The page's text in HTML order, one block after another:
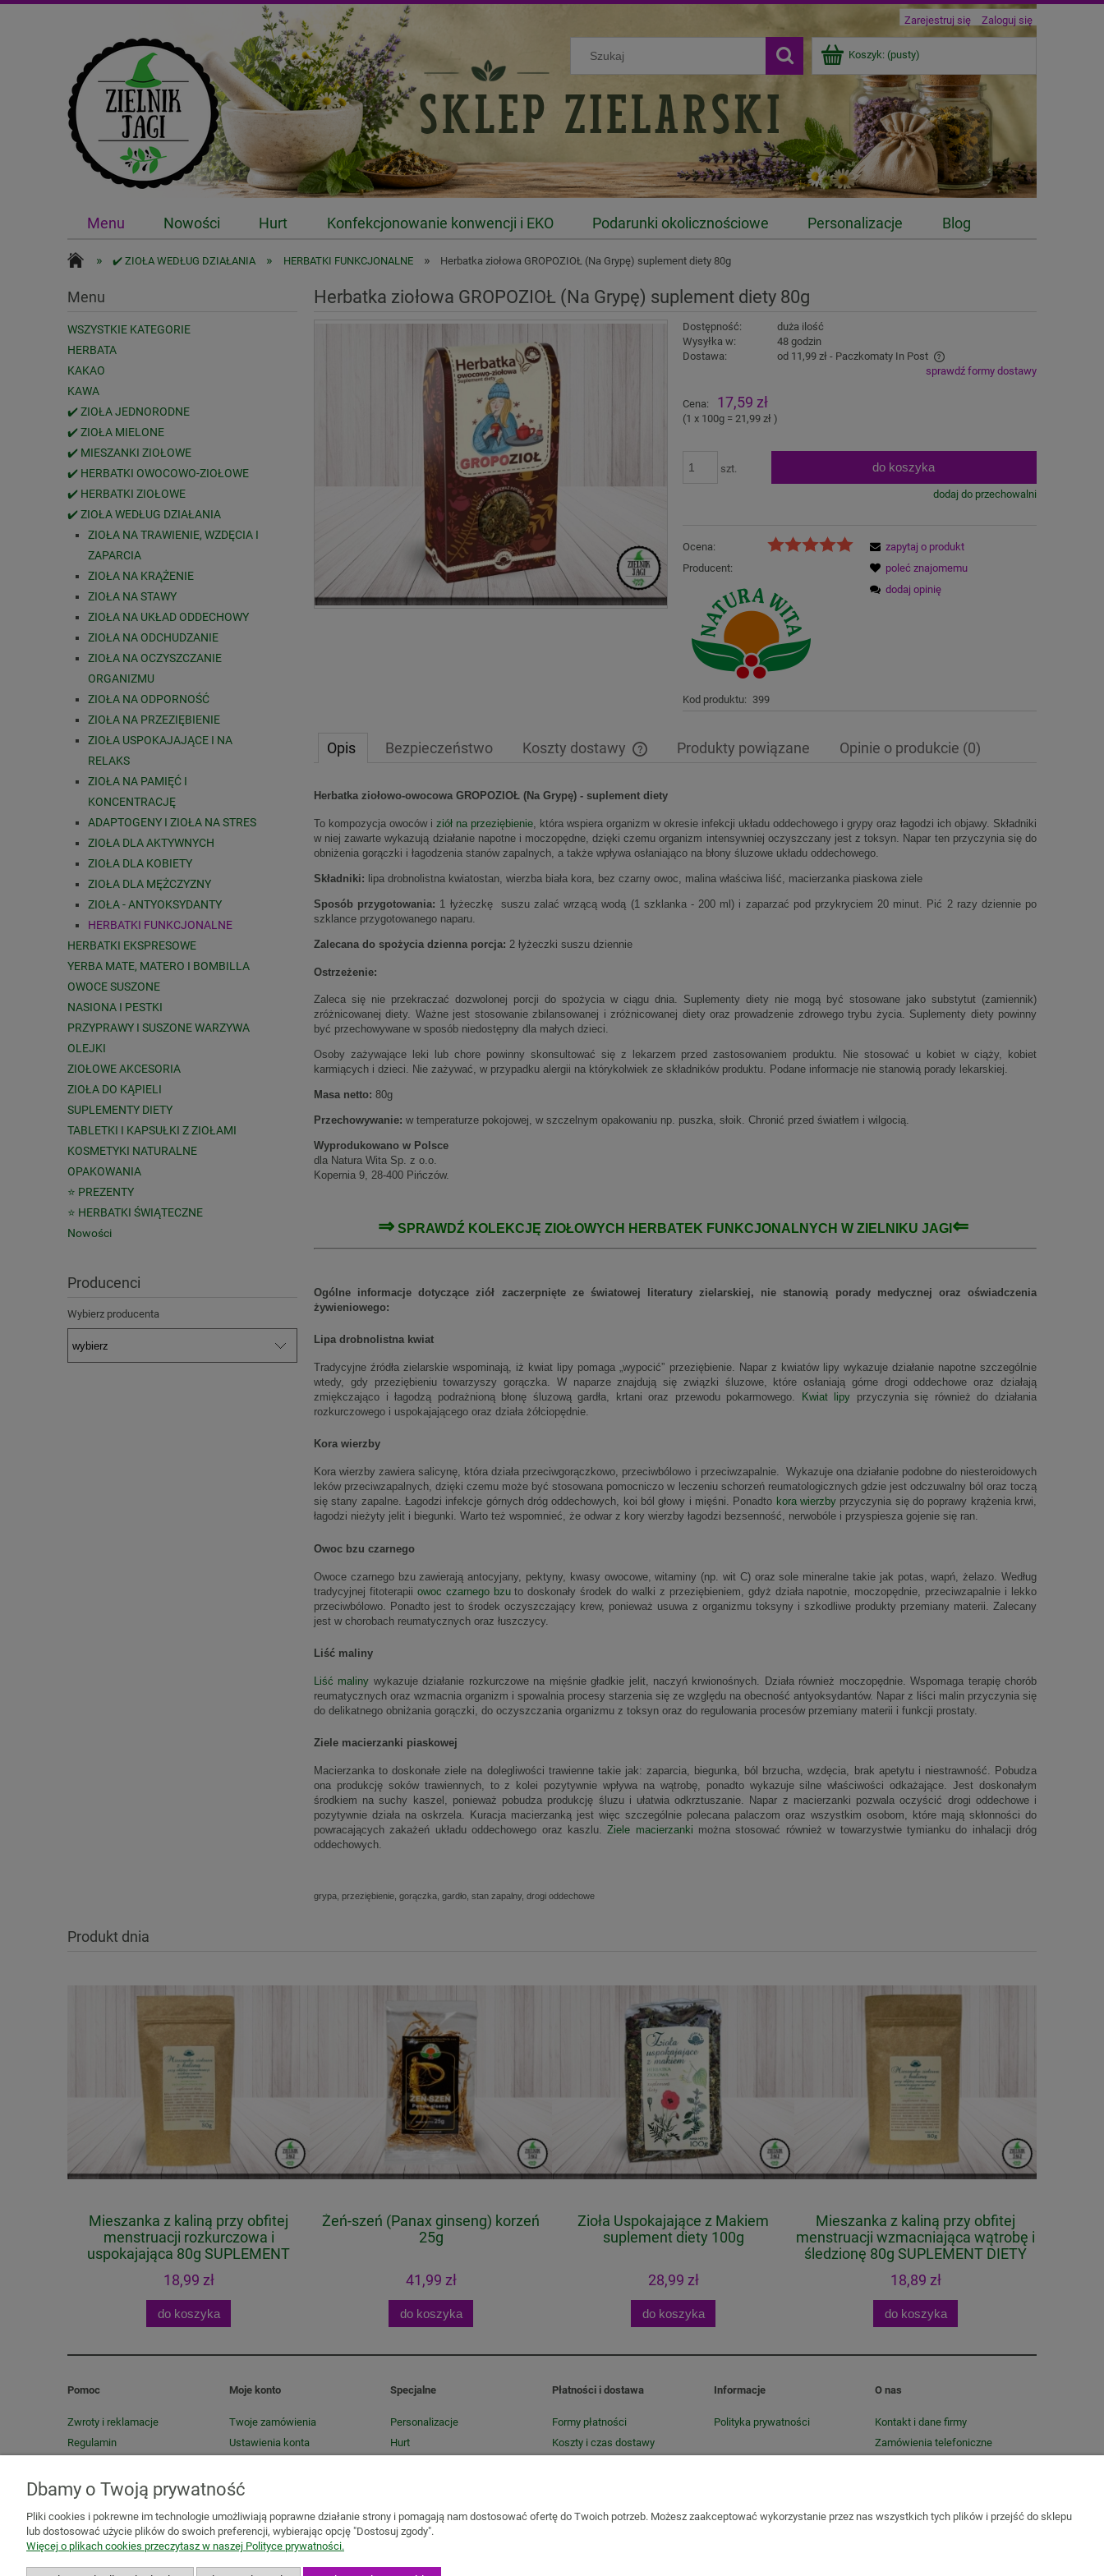
Zarejestruj się Zaloguj się
Koszyk: (pusty)
Menu Nowości Hurt Konfekcjonowanie konwencji i EKO Podarunki okolicznościowe Personalizacje Blog
» ✔️ ZIOŁA WEDŁUG DZIAŁANIA » HERBATKI FUNKCJONALNE » Herbatka ziołowa GROPOZIOŁ (Na Grypę) suplement diety 80g
Menu
WSZYSTKIE KATEGORIE
HERBATA
KAKAO
KAWA
✔️ ZIOŁA JEDNORODNE
✔️ ZIOŁA MIELONE
✔️ MIESZANKI ZIOŁOWE
✔️ HERBATKI OWOCOWO-ZIOŁOWE
✔️ HERBATKI ZIOŁOWE
✔️ ZIOŁA WEDŁUG DZIAŁANIA
ZIOŁA NA TRAWIENIE, WZDĘCIA I
ZAPARCIA
ZIOŁA NA KRĄŻENIE
ZIOŁA NA STAWY
ZIOŁA NA UKŁAD ODDECHOWY
ZIOŁA NA ODCHUDZANIE
ZIOŁA NA OCZYSZCZANIE
ORGANIZMU
ZIOŁA NA ODPORNOŚĆ
ZIOŁA NA PRZEZIĘBIENIE
ZIOŁA USPOKAJAJĄCE I NA
RELAKS
ZIOŁA NA PAMIĘĆ I
KONCENTRACJĘ
ADAPTOGENY I ZIOŁA NA STRES
ZIOŁA DLA AKTYWNYCH
ZIOŁA DLA KOBIETY
ZIOŁA DLA MĘŻCZYZNY
ZIOŁA - ANTYOKSYDANTY
HERBATKI FUNKCJONALNE
HERBATKI EKSPRESOWE
YERBA MATE, MATERO I BOMBILLA
OWOCE SUSZONE
NASIONA I PESTKI
PRZYPRAWY I SUSZONE WARZYWA
OLEJKI
ZIOŁOWE AKCESORIA
ZIOŁA DO KĄPIELI
SUPLEMENTY DIETY
TABLETKI I KAPSUŁKI Z ZIOŁAMI
KOSMETYKI NATURALNE
OPAKOWANIA
⭐ PREZENTY
⭐ HERBATKI ŚWIĄTECZNE
Nowości
Producenci
Wybierz producenta
Herbatka ziołowa GROPOZIOŁ (Na Grypę) suplement diety 80g
Dostępność:
duża ilość
Wysyłka w:
48 godzin
Dostawa:
od 11,99 zł - Paczkomaty In Post
Cena nie zawiera ewentualnych kosztów
płatności
sprawdź formy dostawy
Cena: 17,59 zł
(1x 100g =21,99 zł)
szt. do koszyka
dodaj do przechowalni
Ocena:
Producent:
Kod produktu: 399
zapytaj o produkt
poleć znajomemu
dodaj opinię
Opis Bezpieczeństwo Koszty dostawy
Cena nie zawiera ewentualnych kosztów
Produkty powiązane Opinie o produkcie (0)
Herbatka ziołowo-owocowa GROPOZIOŁ (Na Grypę) - suplement diety
To kompozycja owoców i ziół na przeziębienie, która wspiera organizm w okresie infekcji układu oddechowego i grypy oraz łagodzi ich objawy. Składniki
w niej zawarte wykazują działanie napotne i moczopędne, dzięki czemu organizm intensywniej oczyszczany jest z toksyn. Napar ten przyczynia się do
obniżenia gorączki i łagodzenia stanów zapalnych, a także wpływa osłaniająco na błony śluzowe układu oddechowego.
Składniki: lipa drobnolistna kwiatostan, wierzba biała kora, bez czarny owoc, malina właściwa liść, macierzanka piaskowa ziele
Sposób przygotowania: 1 łyżeczkę suszu zalać wrzącą wodą (1 szklanka - 200 ml) i zaparzać pod przykryciem 20 minut. Pić 2 razy dziennie po
szklance przygotowanego naparu.
Zalecana do spożycia dzienna porcja: 2 łyżeczki suszu dziennie
Ostrzeżenie:
Zaleca się nie przekraczać dozwolonej porcji do spożycia w ciągu dnia. Suplementy diety nie mogą być stosowane jako substytut (zamiennik)
zróżnicowanej diety. Ważne jest stosowanie zbilansowanej i zróżnicowanej diety oraz prowadzenie zdrowego trybu życia. Suplementy diety powinny
być przechowywane w sposób niedostępny dla małych dzieci.
Osoby zażywające leki lub chore powinny skonsultować się z lekarzem przed zastosowaniem produktu. Nie stosować u kobiet w ciąży, kobiet
karmiących i dzieci. Nie zażywać, w przypadku alergii na którykolwiek ze składników produktu. Podane informacje nie stanowią porady lekarskiej.
Masa netto: 80g
Przechowywanie: w temperaturze pokojowej, w szczelnym opakowaniu np. puszka, słoik. Chronić przed światłem i wilgocią.
Wyprodukowano w Polsce
dla Natura Wita Sp. z o.o.
Kopernia 9, 28-400 Pińczów.
⇒ SPRAWDŹ KOLEKCJĘ ZIOŁOWYCH HERBATEK FUNKCJONALNYCH W ZIELNIKU JAGI ⇐
Ogólne informacje dotyczące ziół zaczerpnięte ze światowej literatury zielarskiej, nie stanowią porady medycznej oraz oświadczenia
żywieniowego:
Lipa drobnolistna kwiat
Tradycyjne źródła zielarskie wspominają, iż kwiat lipy pomaga „wypocić” przeziębienie. Napar z kwiatów lipy wykazuje działanie napotne szczególnie
wtedy, gdy przeziębieniu towarzyszy gorączka. W naparze znajdują się związki śluzowe, które osłaniają górne drogi oddechowe oraz działają
zmiękczająco i łagodzą podrażnioną błonę śluzową gardła, krtani oraz przewodu pokarmowego.
Kwiat lipy przyczynia się również do działania
rozkurczowego i uspokajającego oraz działa żółciopędnie.
Kora wierzby
Kora wierzby zawiera salicynę, która działa przeciwgorączkowo, przeciwbólowo i przeciwzapalnie. Wykazuje ona działanie podobne do niesteroidowych
leków przeciwzapalnych, dzięki czemu może być stosowana pomocniczo w leczeniu schorzeń reumatologicznych gdzie jest odczuwalny ból oraz toczą
się stany zapalne. Łagodzi infekcje górnych dróg oddechowych, koi ból głowy i mięśni. Ponadto kora wierzby przyczynia się do poprawy krążenia krwi,
łagodzi nieżyty jelit i biegunki. Warto też wspomnieć, że odwar z kory wierzby łagodzi bezsenność, nerwobóle i przyspiesza gojenie się ran.
Owoc bzu czarnego
Owoce czarnego bzu zawierają antocyjany, pektyny, kwasy owocowe, witaminy (np. wit C) oraz sole mineralne takie jak potas, wapń, żelazo. Według
tradycyjnej fitoterapii owoc czarnego bzuto doskonały środek do walki z przeziębieniem, gdyż działa napotnie, moczopędnie, przeciwzapalnie i lekko
przeciwbólowo. Ponadto jest to środek oczyszczający krew, ponieważ usuwa z organizmu toksyny i szkodliwe produkty przemiany materii. Zalecany
jest w chorobach reumatycznych oraz łuszczycy.
Liść maliny
Liść maliny wykazuje działanie rozkurczowe na mięśnie gładkie jelit, naczyń krwionośnych. Działa również moczopędnie. Wspomaga terapię chorób
reumatycznych oraz wzmacnia organizm i spowalnia procesy starzenia się ze względu na obecność antyoksydantów. Napar z liści malin przyczynia się
do delikatnego obniżania gorączki, do oczyszczania organizmu z toksyn oraz do regulowania procesów przemiany materii i funkcji prostaty.
Ziele macierzanki piaskowej
Macierzanka to doskonałe ziele na dolegliwości trawienne takie jak: zaparcia, biegunka, ból brzucha, wzdęcia, brak apetytu i niestrawność. Pobudza
ona produkcję soków trawiennych, to z kolei pozytywnie wpływa na wątrobę, ponadto wykazuje silne właściwości odkażające. Jest doskonałym
środkiem na suchy kaszel, ponieważ pobudza produkcję śluzu i ułatwia odkrztuszanie. Napar z macierzanki pozwala oczyścić drogi oddechowe i
pozytywnie działa na oskrzela. Kuracja macierzanką jest więc szczególnie polecana palaczom oraz wszystkim osobom, które mają skłonności do
powracających zakażeń układu oddechowego oraz kaszlu.Ziele macierzanki można stosować również w towarzystwie tymianku do inhalacji dróg
oddechowych.
grypa, przeziębienie, gorączka, gardło, stan zapalny, drogi oddechowe
Produkt dnia
Mieszanka z kaliną przy obfitej
menstruacji rozkurczowa i
uspokajająca 80g SUPLEMENT
DIETY
18,99 zł
do koszyka
Żeń-szeń (Panax ginseng) korzeń
25g
41,99 zł
do koszyka
Zioła Uspokajające z Makiem
suplement diety 100g
28,99 zł
do koszyka
Mieszanka z kaliną przy obfitej
menstruacji wzmacniająca wątrobę i
śledzionę 80g SUPLEMENT DIETY
18,89 zł
do koszyka
Pomoc
Zwroty i reklamacje
Regulamin
Moje konto
Twoje zamówienia
Ustawienia konta
Specjalne
Personalizacje
Hurt
Płatności i dostawa
Formy płatności
Koszty i czas dostawy
Informacje
Polityka prywatności
O nas
Kontakt i dane firmy
Zamówienia telefoniczne
Dbamy o Twoją prywatność
Pliki cookies i pokrewne im technologie umożliwiają poprawne działanie strony i pomagają nam dostosować ofertę do Twoich potrzeb. Możesz zaakceptować wykorzystanie przez nas wszystkich tych plików i przejść do sklepu
lub dostosować użycie plików do swoich preferencji, wybierając opcję "Dostosuj zgody".
Więcej o plikach cookies przeczytasz w naszej Polityce prywatności.